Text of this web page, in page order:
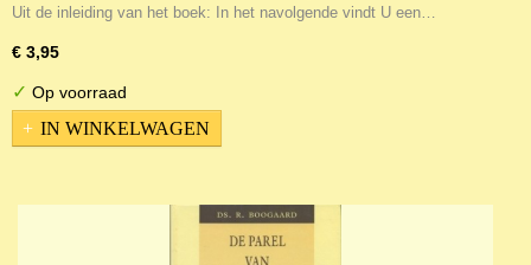
Uit de inleiding van het boek: In het navolgende vindt U een…
€ 3,95
✓ Op voorraad
IN WINKELWAGEN